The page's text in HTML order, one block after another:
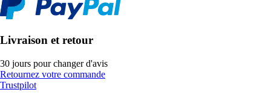
Livraison et retour
30 jours pour changer d'avis
Retournez votre commande
Trustpilot